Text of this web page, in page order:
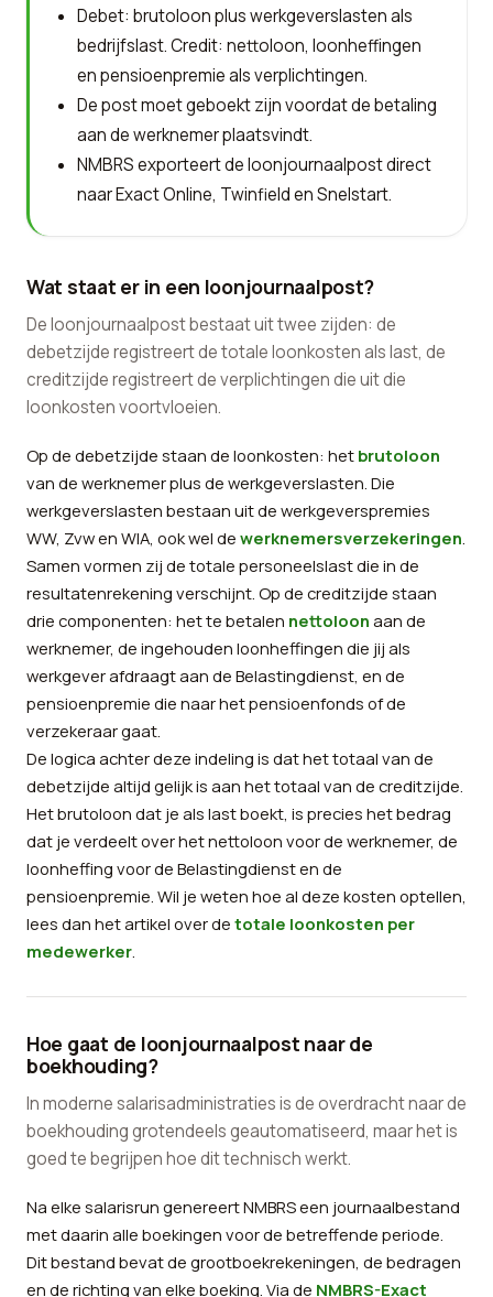
Debet: brutoloon plus werkgeverslasten als
bedrijfslast. Credit: nettoloon, loonheffingen
en pensioenpremie als verplichtingen.
De post moet geboekt zijn voordat de betaling
aan de werknemer plaatsvindt.
NMBRS exporteert de loonjournaalpost direct
naar Exact Online, Twinfield en Snelstart.
Wat staat er in een loonjournaalpost?
De loonjournaalpost bestaat uit twee zijden: de
debetzijde registreert de totale loonkosten als last, de
creditzijde registreert de verplichtingen die uit die
loonkosten voortvloeien.
Op de debetzijde staan de loonkosten: het brutoloon
van de werknemer plus de werkgeverslasten. Die
werkgeverslasten bestaan uit de werkgeverspremies
WW, Zvw en WIA, ook wel de werknemersverzekeringen.
Samen vormen zij de totale personeelslast die in de
resultatenrekening verschijnt. Op de creditzijde staan
drie componenten: het te betalen nettoloon aan de
werknemer, de ingehouden loonheffingen die jij als
werkgever afdraagt aan de Belastingdienst, en de
pensioenpremie die naar het pensioenfonds of de
verzekeraar gaat.
De logica achter deze indeling is dat het totaal van de
debetzijde altijd gelijk is aan het totaal van de creditzijde.
Het brutoloon dat je als last boekt, is precies het bedrag
dat je verdeelt over het nettoloon voor de werknemer, de
loonheffing voor de Belastingdienst en de
pensioenpremie. Wil je weten hoe al deze kosten optellen,
lees dan het artikel over de totale loonkosten per
medewerker.
Hoe gaat de loonjournaalpost naar de
boekhouding?
In moderne salarisadministraties is de overdracht naar de
boekhouding grotendeels geautomatiseerd, maar het is
goed te begrijpen hoe dit technisch werkt.
Na elke salarisrun genereert NMBRS een journaalbestand
met daarin alle boekingen voor de betreffende periode.
Dit bestand bevat de grootboekrekeningen, de bedragen
en de richting van elke boeking. Via de NMBRS-Exact